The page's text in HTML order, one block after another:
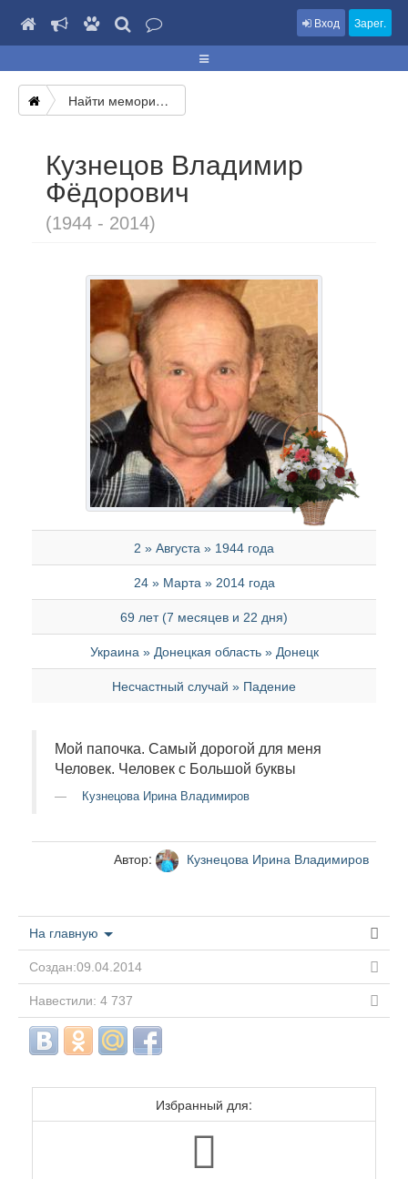
Вход Зарег.
Найти мемориал
Кузнецов Владимир
Фёдорович
(1944 - 2014)
2 » Августа » 1944 года
24 » Марта » 2014 года
69 лет (7 месяцев и 22 дня)
Украина » Донецкая область » Донецк
Несчастный случай » Падение
Мой папочка. Самый дорогой для меня
Человек. Человек с Большой буквы
Кузнецова Ирина Владимиров
Автор: Кузнецова Ирина Владимиров
На главную
Создан:09.04.2014
Навестили: 4 737
Избранный для: